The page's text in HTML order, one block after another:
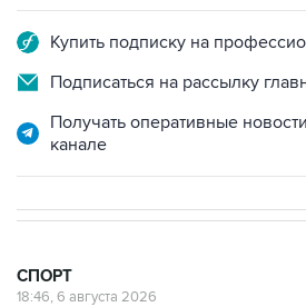
Купить подписку на
Подписаться на рассылку
Получать оперативные
канале
СПОРТ
18:46, 6 августа 2026